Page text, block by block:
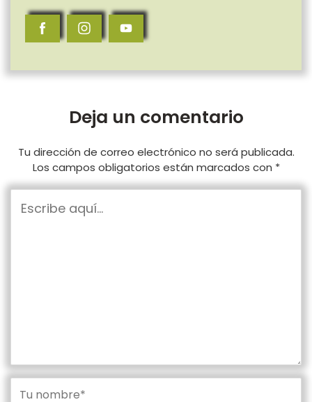
Deja un comentario
Tu dirección de correo electrónico no será publicada.
Los campos obligatorios están marcados con *
aquí...